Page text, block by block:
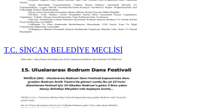
T.C. SİNCAN BELEDİYE MECLİSİ